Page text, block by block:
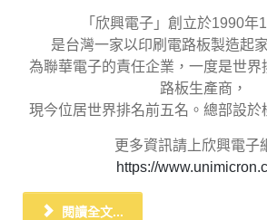
「欣興電子」創立於1990年
是台灣一家以印刷電路板製造起
為聯華電子的責任企業，一度是世界
路板生產商，
現今位居世界排名前五名。總部設於
更多資訊請上欣興電子
https://
閱讀全文...